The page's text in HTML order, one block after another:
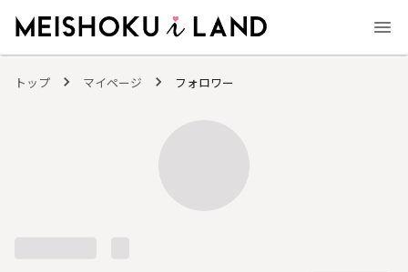
トップ マイページ フォロワー